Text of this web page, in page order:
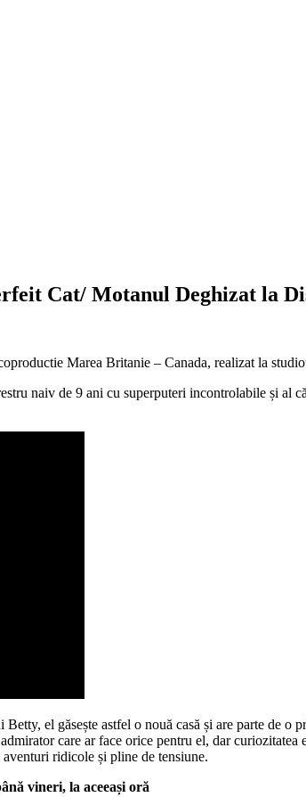
Cat/ Motanul Deghizat la
Marea Britanie – Canada, realizat la
naiv de 9 ani cu superputeri incontrolabile și
el găsește astfel o nouă casă și are parte de
care ar face orice pentru el, dar
ridicole și pline de tensiune.
vineri, la aceeași oră